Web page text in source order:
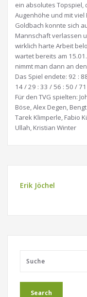
ein absolutes
Augenhöhe und mit viel
Goldbach konnte sich
Mannschaft verlassen
wirklich harte Arbeit
wartet bereits am
nimmt man dann an
Das Spiel endete: 92 :
14 / 29 : 33 / 56 : 50 /
Für den TVG spielten:
Böse, Alex Degen,
Tarek Klimperle, Fabio
Ullah, Kristian Winter
Erik Jöchel